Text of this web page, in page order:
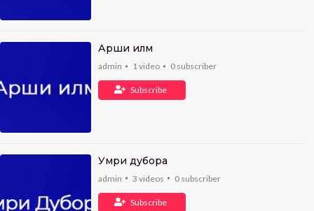
Арши илм
admin 1video 0subscriber
Subscribe
Умри дубора
admin 3 videos 0subscriber
Subscribe